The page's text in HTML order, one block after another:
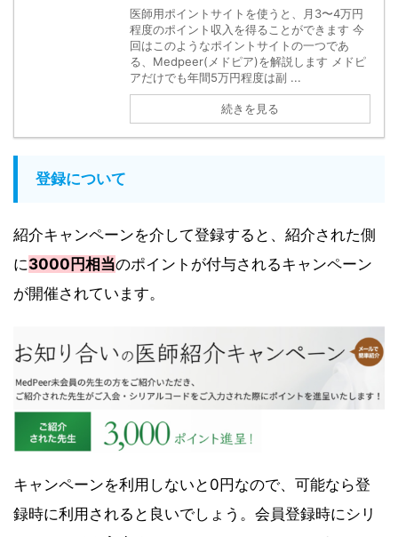
医師用ポイントサイトを使うと、月3〜4万円
程度のポイント収入を得ることができます 今
回はこのようなポイントサイトの一つであ
る、Medpeer(メドピア)を解説します メドピ
アだけでも年間5万円程度は副 ...
続きを見る
登録について
紹介キャンペーンを介して登録すると、紹介された側
に3000円相当のポイントが付与されるキャンペーン
が開催されています。
キャンペーンを利用しないと0円なので、可能なら登
録時に利用されると良いでしょう。会員登録時にシリ